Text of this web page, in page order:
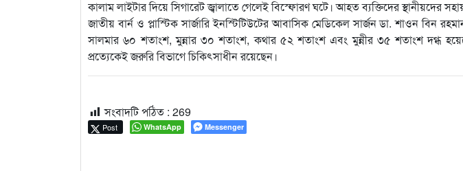
কালাম লাইটার দিয়ে সিগারেট জ্বালাতে গেলেই বিস্ফোরণ ঘটে। আহত ব্যক্তিদের স্থানীয়দের
জাতীয় বার্ন ও প্লাস্টিক সার্জারি ইনস্টিটিউটের আবাসিক মেডিকেল সার্জন ডা. শাওন বিন
সালমার ৬০ শতাংশ, মুন্নার ৩০ শতাংশ, কথার ৫২ শতাংশ এবং মুন্নীর ৩৫ শতাংশ দগ্ধ
প্রত্যেকেই জরুরি বিভাগে চিকিৎসাধীন রয়েছেন।
সংবাদটি পঠিত : 269
Post WhatsApp Messenger